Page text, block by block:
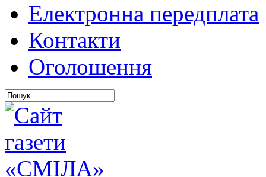
Електронна передплата
Контакти
Оголошення